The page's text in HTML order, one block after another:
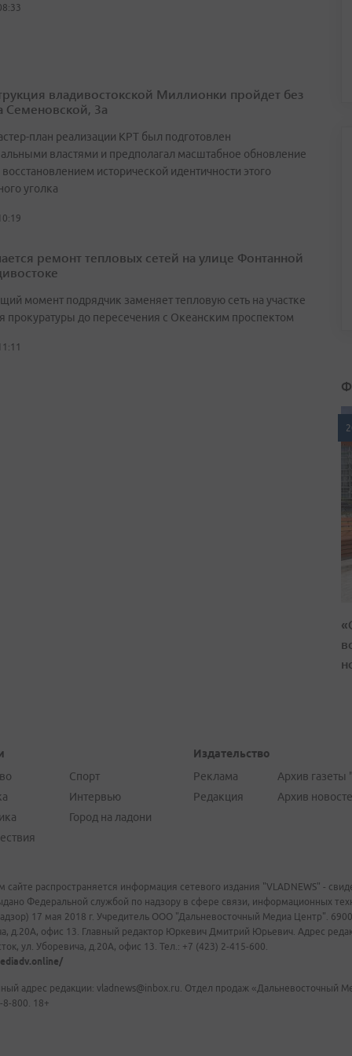
владивостокской Миллионки пройдет без
Семеновской, 3а
план реализации КРТ был подготовлен
властями и предполагал масштабное обновление
восстановлением исторической идентичности этого
уголка
ремонт тепловых сетей на улице Фонтанной
момент подрядчик заменяет тепловую сеть на участке
прокуратуры до пересечения с Океанским проспектом
Спорт
Интервью
Город на ладони
Издательство
Реклама
Редакция
Архив газеты
Архив
сайте распространяется информация сетевого издания "VLADNEWS" -
Федеральной службой по надзору в сфере связи, информационных
17 мая 2018 г. Учредитель ООО "Дальневосточный Медиа Центр".
д.20А, офис 13. Главный редактор Юркевич Дмитрий Юрьевич. Адрес
ул. Уборевича, д.20А, офис 13. Тел.: +7 (423) 2-415-600.
адрес редакции: vladnews@inbox.ru. Отдел продаж «Дальневосточный
8-800. 18+